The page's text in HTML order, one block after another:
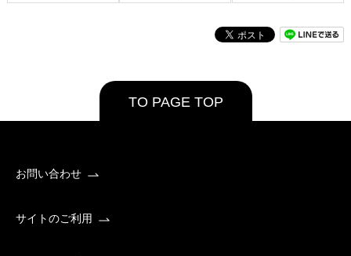
TO PAGE TOP
お問い合わせ
サイトのご利用